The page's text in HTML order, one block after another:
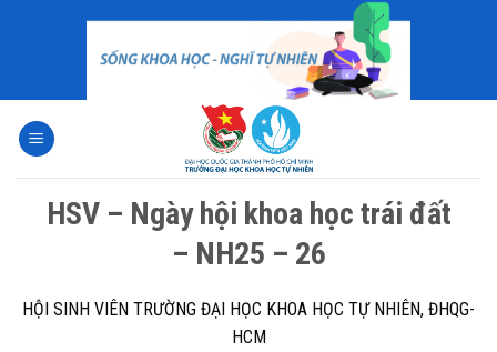
HSV – Ngày hội khoa học trái đất
– NH25 – 26
HỘI SINH VIÊN TRƯỜNG ĐẠI HỌC KHOA HỌC TỰ NHIÊN, ĐHQG-
HCM